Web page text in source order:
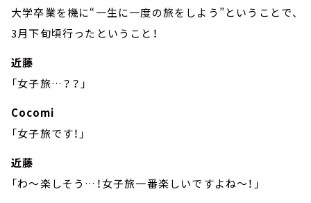
大学卒業を機に“一生に一度の旅をしよう”ということで、
3月下旬頃行ったということ！
近藤
「女子旅…？？」
Cocomi
「女子旅です！」
近藤
「わ～楽しそう…！女子旅一番楽しいですよね～！」